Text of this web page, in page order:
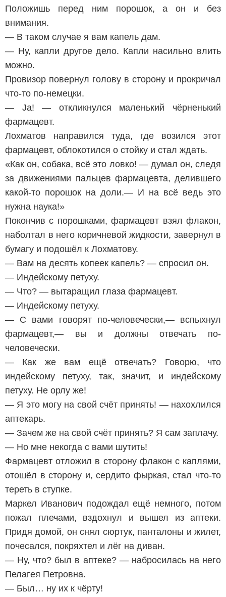
Положишь перед ним порошок, а он и без
внимания.
— В таком случае я вам капель дам.
— Ну, капли другое дело. Капли насильно влить
можно.
Провизор повернул голову в сторону и прокричал
что-то по-немецки.
— Ja! — откликнулся маленький чёрненький
фармацевт.
Лохматов направился туда, где возился этот
фармацевт, облокотился о стойку и стал ждать.
«Как он, собака, всё это ловко! — думал он, следя
за движениями пальцев фармацевта, делившего
какой-то порошок на доли.— И на всё ведь это
нужна наука!»
Покончив с порошками, фармацевт взял флакон,
наболтал в него коричневой жидкости, завернул в
бумагу и подошёл к Лохматову.
— Вам на десять копеек капель? — спросил он.
— Индейскому петуху.
— Что? — вытаращил глаза фармацевт.
— Индейскому петуху.
— С вами говорят по-человечески,— вспыхнул
фармацевт,— вы и должны отвечать по-
человечески.
— Как же вам ещё отвечать? Говорю, что
индейскому петуху, так, значит, и индейскому
петуху. Не орлу же!
— Я это могу на свой счёт принять! — нахохлился
аптекарь.
— Зачем же на свой счёт принять? Я сам заплачу.
— Но мне некогда с вами шутить!
Фармацевт отложил в сторону флакон с каплями,
отошёл в сторону и, сердито фыркая, стал что-то
тереть в ступке.
Маркел Иванович подождал ещё немного, потом
пожал плечами, вздохнул и вышел из аптеки.
Придя домой, он снял сюртук, панталоны и жилет,
почесался, покряхтел и лёг на диван.
— Ну, что? был в аптеке? — набросилась на него
Пелагея Петровна.
— Был… ну их к чёрту!